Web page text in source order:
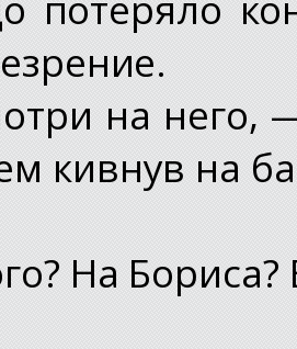
на него,
кивнув на
На Бориса?